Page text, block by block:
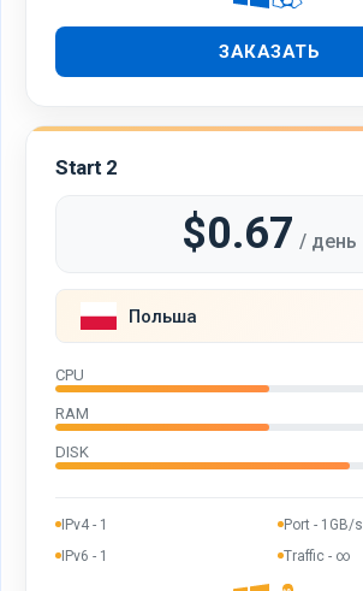
ЗАКАЗАТЬ
Start 2
$0.67 / день
Польша
CPU
RAM
DISK
IPv4 - 1
Port - 1GB/s
IPv6 - 1
Traffic - ∞